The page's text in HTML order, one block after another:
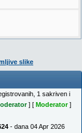
slike
1 sakriven i
] [ Moderator]
- dana 04 Apr 2026